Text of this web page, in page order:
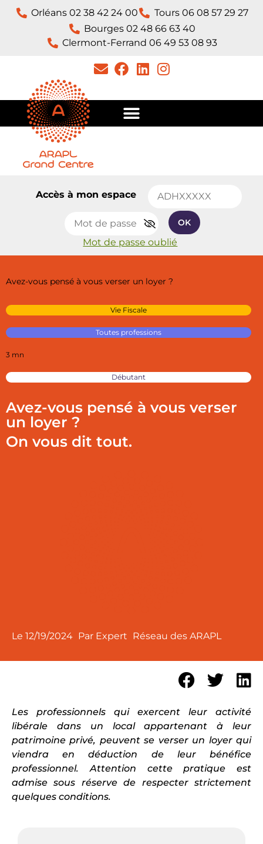
Orléans 02 38 42 24 00
Tours 06 08 57 29 27
Bourges 02 48 66 63 40
Clermont-Ferrand 06 49 53 08 93​
Accès à mon espace
OK
Mot de passe oublié
Avez-vous pensé à vous verser un loyer ?
Vie Fiscale
Toutes professions
3 mn
Débutant
Avez-vous pensé à vous verser
un loyer ?
On vous dit tout.
Le 12/19/2024 Par Expert Réseau des ARAPL
Les professionnels qui exercent leur activité
libérale dans un local appartenant à leur
patrimoine privé, peuvent se verser un loyer qui
viendra en déduction de leur bénéfice
professionnel. Attention cette pratique est
admise sous réserve de respecter strictement
quelques conditions.